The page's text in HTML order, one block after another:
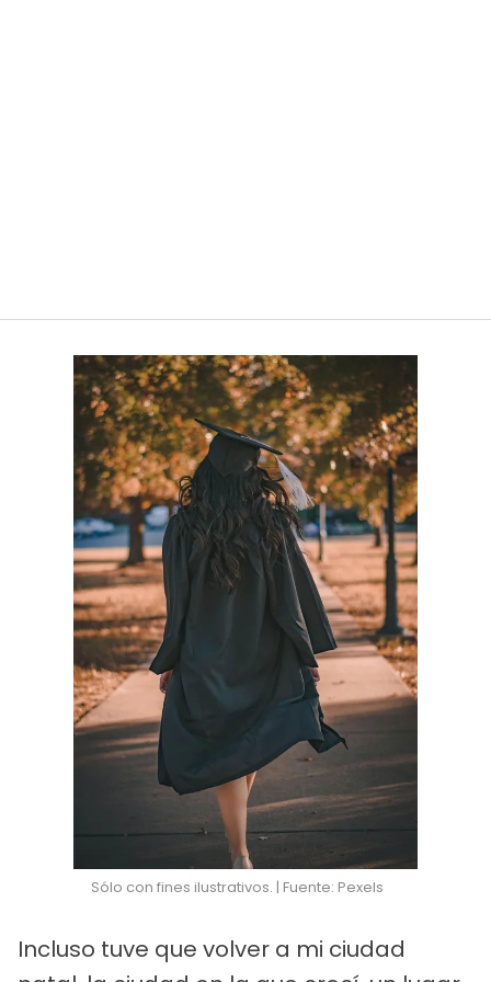
Sólo con fines ilustrativos. | Fuente: Pexels
Incluso tuve que volver a mi ciudad